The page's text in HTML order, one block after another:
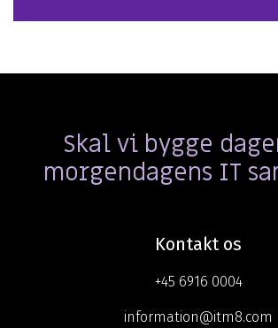
Skal vi bygge
morgendagens IT
Kontakt os
+45 6916 0004
information@itm8.com